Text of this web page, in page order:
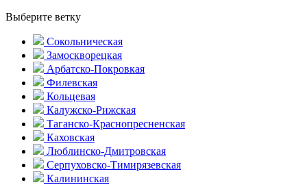
Выберите ветку
Сокольническая
Замоскворецкая
Арбатско-Покровкая
Филевская
Кольцевая
Калужско-Рижская
Таганско-Краснопресненская
Каховская
Люблинско-Дмитровская
Серпуховско-Тимирязевская
Калининская